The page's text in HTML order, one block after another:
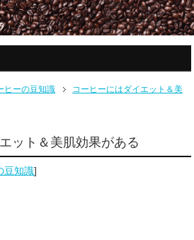
ヒーの豆知識
コーヒーにはダイエット＆美
ット＆美肌効果がある
豆知識]